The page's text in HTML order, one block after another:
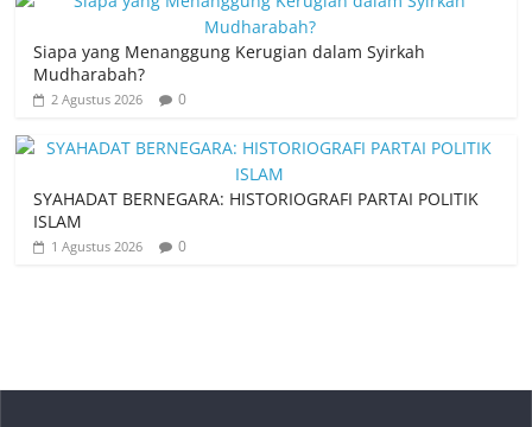
Siapa yang Menanggung Kerugian dalam Syirkah
Mudharabah?
2 Agustus 2026 0
SYAHADAT BERNEGARA: HISTORIOGRAFI PARTAI POLITIK
ISLAM
1 Agustus 2026 0